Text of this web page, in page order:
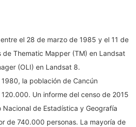
el 28 de marzo de 1985 y el 11 de
de Thematic Mapper (TM) en Landsat
(OLI) en Landsat 8.
la población de Cancún
Un informe del censo de 2015
de Estadística y Geografía
de 740.000 personas. La mayoría de